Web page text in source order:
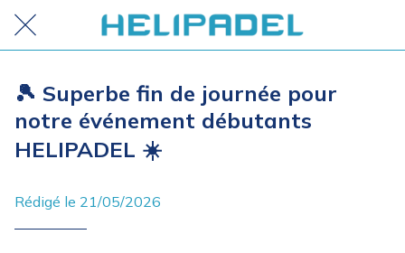
🎾 Superbe fin de journée pour
notre événement débutants
HELIPADEL ☀️
Rédigé le 21/05/2026